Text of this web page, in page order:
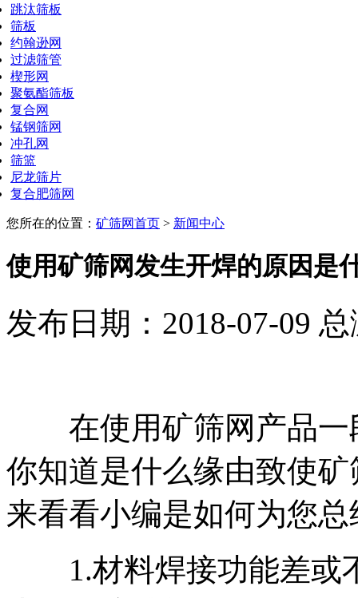
跳汰筛板
筛板
约翰逊网
过滤筛管
楔形网
聚氨酯筛板
复合网
锰钢筛网
冲孔网
筛篮
尼龙筛片
复合肥筛网
您所在的位置： 矿筛网首页 > 新闻中心
使用矿筛网发生开焊的原因是
发布日期：2018-07-09
在使用矿筛网产品一
你知道是什么缘由致使
来看看小编是如何为您
1.材料焊接功能差或